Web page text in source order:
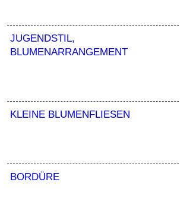
JUGENDSTIL,
BLUMENARRANGEMENT
KLEINE BLUMENFLIESEN
BORDÜRE